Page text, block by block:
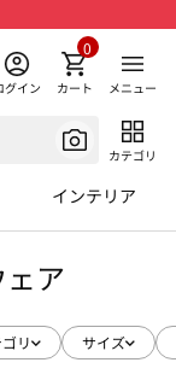
グイン カート
0
メニュー
カテゴリ
インテリア
ア
リ サイズ